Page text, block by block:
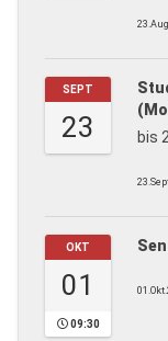
SEPT
23
bis
OKT
01
09:30